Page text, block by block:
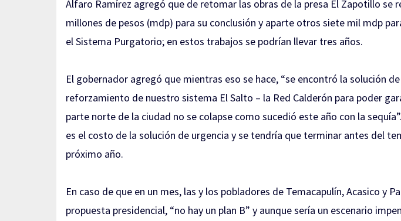
Alfaro Ramírez agregó que de retomar las obras de la presa El Zapotillo se
millones de pesos (mdp) para su conclusión y aparte otros siete mil mdp
el Sistema Purgatorio; en estos trabajos se podrían llevar tres años.
El gobernador agregó que mientras eso se hace, “se encontró la solución
reforzamiento de nuestro sistema El Salto – la Red Calderón para poder
parte norte de la ciudad no se colapse como sucedió este año con la
es el costo de la solución de urgencia y se tendría que terminar antes del
próximo año.
En caso de que en un mes, las y los pobladores de Temacapulín, Acasico y
propuesta presidencial, “no hay un plan B” y aunque sería un escenario